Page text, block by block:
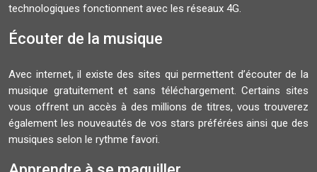
technologiques fonctionnent avec les réseaux 4G.
Écouter de la musique
Avec internet, il existe des sites qui permettent d’écouter de la
musique gratuitement et sans téléchargement. Certains sites
vous offrent un accès à des millions de titres, vous trouverez
également les nouveautés de vos stars préférées ainsi que des
musiques selon le rythme favori.